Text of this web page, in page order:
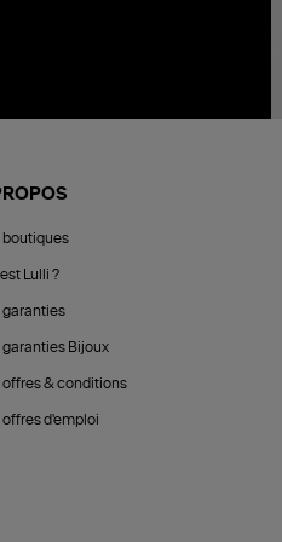
boutiques
Lulli ?
garanties
garanties Bijoux
offres & conditions
offres d'emploi